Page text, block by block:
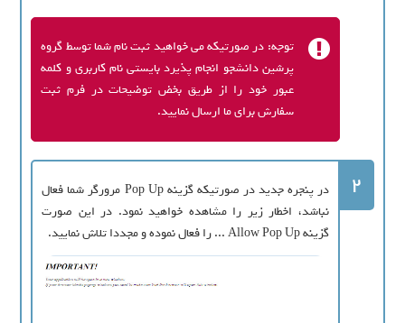
توجه: در صورتیکه می خواهید ثبت نام شما توسط گروه
پرشین دانشجو انجام پذیرد بایستی نام کاربری و کلمه
عبور خود را از طریق بخض توضیحات در فرم ثبت
سفارش برای ما ارسال نمایید.
2
در پنجره جدید در صورتیکه گزینه Pop Up مرورگر شما فعال
نباشد، اخطار زیر را مشاهده خواهید نمود. در این صورت
گزینه Allow Pop Up ... را فعال نموده و مجددا تلاش نمایید.